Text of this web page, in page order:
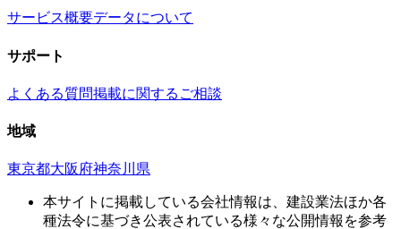
サービス概要データについて
サポート
よくある質問掲載に関するご相談
地域
東京都大阪府神奈川県
本サイトに掲載している会社情報は、建設業法ほか各
種法令に基づき公表されている様々な公開情報を参考